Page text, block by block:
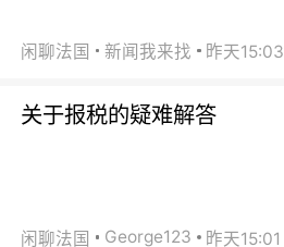
闲聊法国 新闻我来找 昨天15:03
关于报税的疑难解答
闲聊法国 George123 昨天15:01